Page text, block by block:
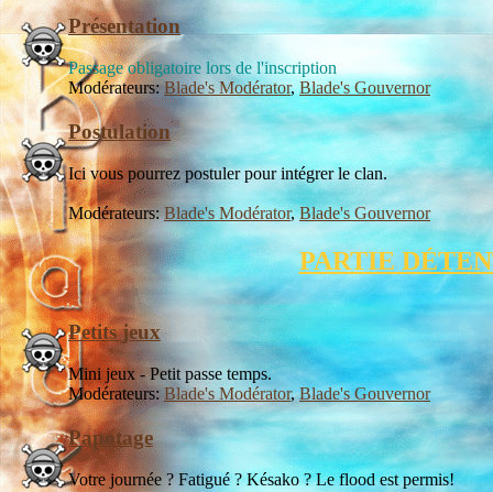
Présentation
Passage obligatoire lors de l'inscription
Modérateurs: Blade's Modérator,Blade's Gouvernor
Postulation
Ici vous pourrez postuler pour intégrer le clan.
Modérateurs: Blade's Modérator,Blade's Gouvernor
PARTIE
Petits jeux
Mini jeux - Petit passe temps.
Modérateurs: Blade's Modérator,Blade's Gouvernor
Papotage
Votre journée ? Fatigué ? Késako ? Le flood est permis!